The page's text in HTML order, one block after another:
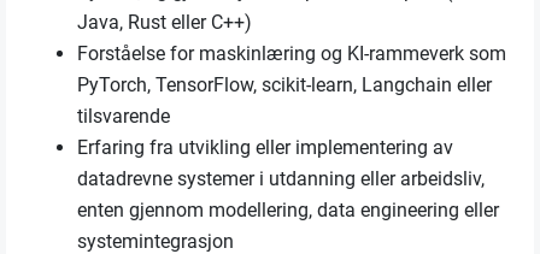
Java, Rust eller C++)
Forståelse for maskinlæring og KI-rammeverk som
PyTorch, TensorFlow, scikit-learn, Langchain eller
tilsvarende
Erfaring fra utvikling eller implementering av
datadrevne systemer i utdanning eller arbeidsliv,
enten gjennom modellering, data engineering eller
systemintegrasjon